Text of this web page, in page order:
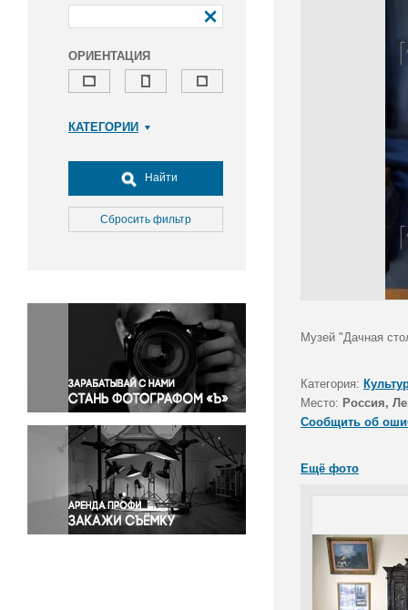
ОРИЕНТАЦИЯ
КАТЕГОРИИ
Досуг, туризм и отдых
Культура
Медицина
Окружающая среда
Политика
Правосудие
Происшествия и конфликты
Религия
Светская жизнь
Спорт
Экология
Экономика и бизнес
Найти
Сбросить фильтр
Музей "Дачная
Категория:
Место: Россия,
Сообщить об
Ещё фото